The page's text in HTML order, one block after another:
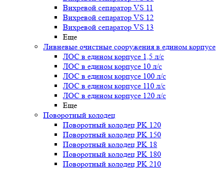
Вихревой сепаратор VS 11
Вихревой сепаратор VS 12
Вихревой сепаратор VS 13
Еще
Ливневые очистные сооружения в едином корпусе
ЛОС в едином корпусе 1,5 л/с
ЛОС в едином корпусе 10 л/с
ЛОС в едином корпусе 100 л/с
ЛОС в едином корпусе 110 л/с
ЛОС в едином корпусе 120 л/с
Еще
Поворотный колодец
Поворотный колодец PK 120
Поворотный колодец PK 150
Поворотный колодец PK 18
Поворотный колодец PK 180
Поворотный колодец PK 210